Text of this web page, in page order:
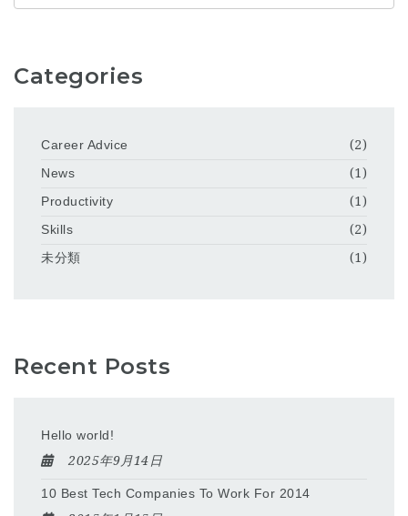
Categories
Career Advice
(2)
News
(1)
Productivity
(1)
Skills
(2)
未分類
(1)
Recent Posts
Hello world!
2025年9月14日
10 Best Tech Companies To Work For 2014